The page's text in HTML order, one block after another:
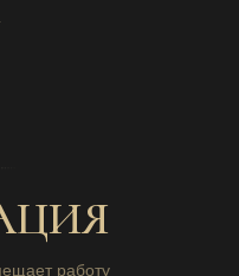
работу